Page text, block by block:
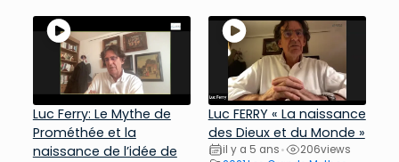
Luc Ferry: Le Mythe de
Prométhée et la
naissance de l’idée de
Luc FERRY « La naissance
des Dieux et du Monde »
il y a 5 ans • 206views